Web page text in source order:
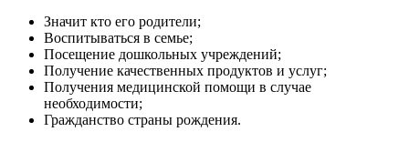
Значит кто его родители;
Воспитываться в семье;
Посещение дошкольных учреждений;
Получение качественных продуктов и услуг;
Получения медицинской помощи в случае
необходимости;
Гражданство страны рождения.